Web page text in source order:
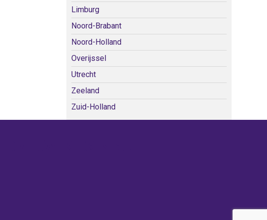
Limburg
Noord-Brabant
Noord-Holland
Overijssel
Utrecht
Zeeland
Zuid-Holland